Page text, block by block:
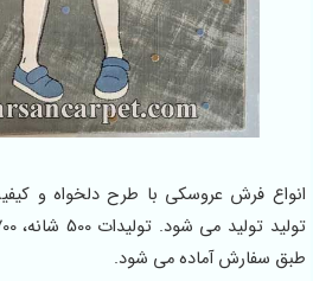
انواع فرش عروسکی با طرح دلخواه و
طبق سفارش آماده می شود.